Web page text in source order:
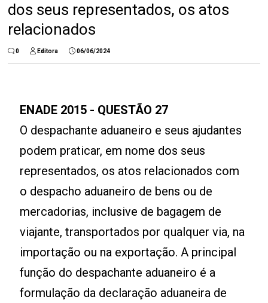
dos seus representados, os atos
relacionados
0 Editora 06/06/2024
ENADE 2015 - QUESTÃO 27
O despachante aduaneiro e seus ajudantes
podem praticar, em nome dos seus
representados, os atos relacionados com
o despacho aduaneiro de bens ou de
mercadorias, inclusive de bagagem de
viajante, transportados por qualquer via, na
importação ou na exportação. A principal
função do despachante aduaneiro é a
formulação da declaração aduaneira de